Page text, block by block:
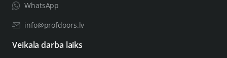
WhatsApp
info@profdoors.lv
Veikala darba laiks